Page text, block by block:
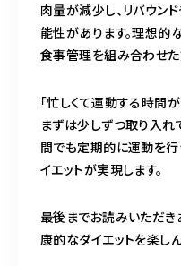
肉量が減少し、リバウン
能性があります。理想的
食事管理を組み合わせた
「忙しくて運動する時間
まずは少しずつ取り入れ
間でも定期的に運動を行
イエットが実現します。
最後までお読みいただき
康的なダイエットを楽しん